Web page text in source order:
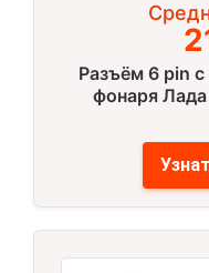
Разъём 6 pin
фонаря